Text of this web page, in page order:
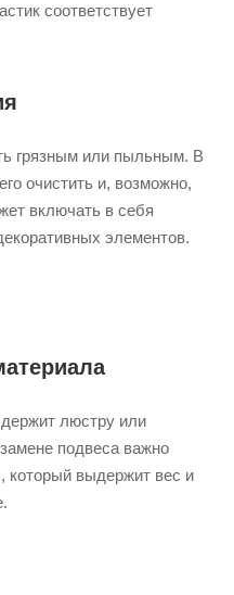
соответствует
грязным или пыльным. В
очистить и, возможно,
включать в себя
элементов.
люстру или
подвеса важно
который выдержит вес и